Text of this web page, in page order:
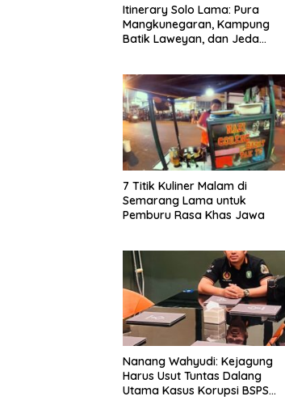
Itinerary Solo Lama: Pura
Mangkunegaran, Kampung
Batik Laweyan, dan Jeda
7 Titik Kuliner Malam di
Semarang Lama untuk
Pemburu Rasa Khas Jawa
Nanang Wahyudi: Kejagung
Harus Usut Tuntas Dalang
Utama Kasus Korupsi BSPS